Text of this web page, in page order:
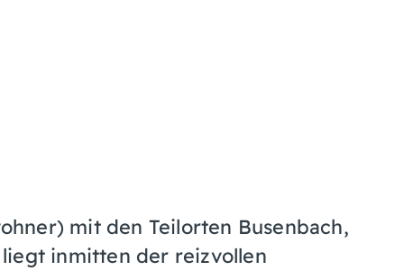
mit den Teilorten Busenbach,
inmitten der reizvollen